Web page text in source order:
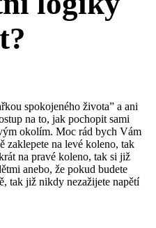
spokojeného života” a ani
na to, jak pochopit sami
okolím. Moc rád bych Vám
zaklepete na levé koleno, tak
na pravé koleno, tak si již
anebo, že pokud budete
tak již nikdy nezažijete napětí